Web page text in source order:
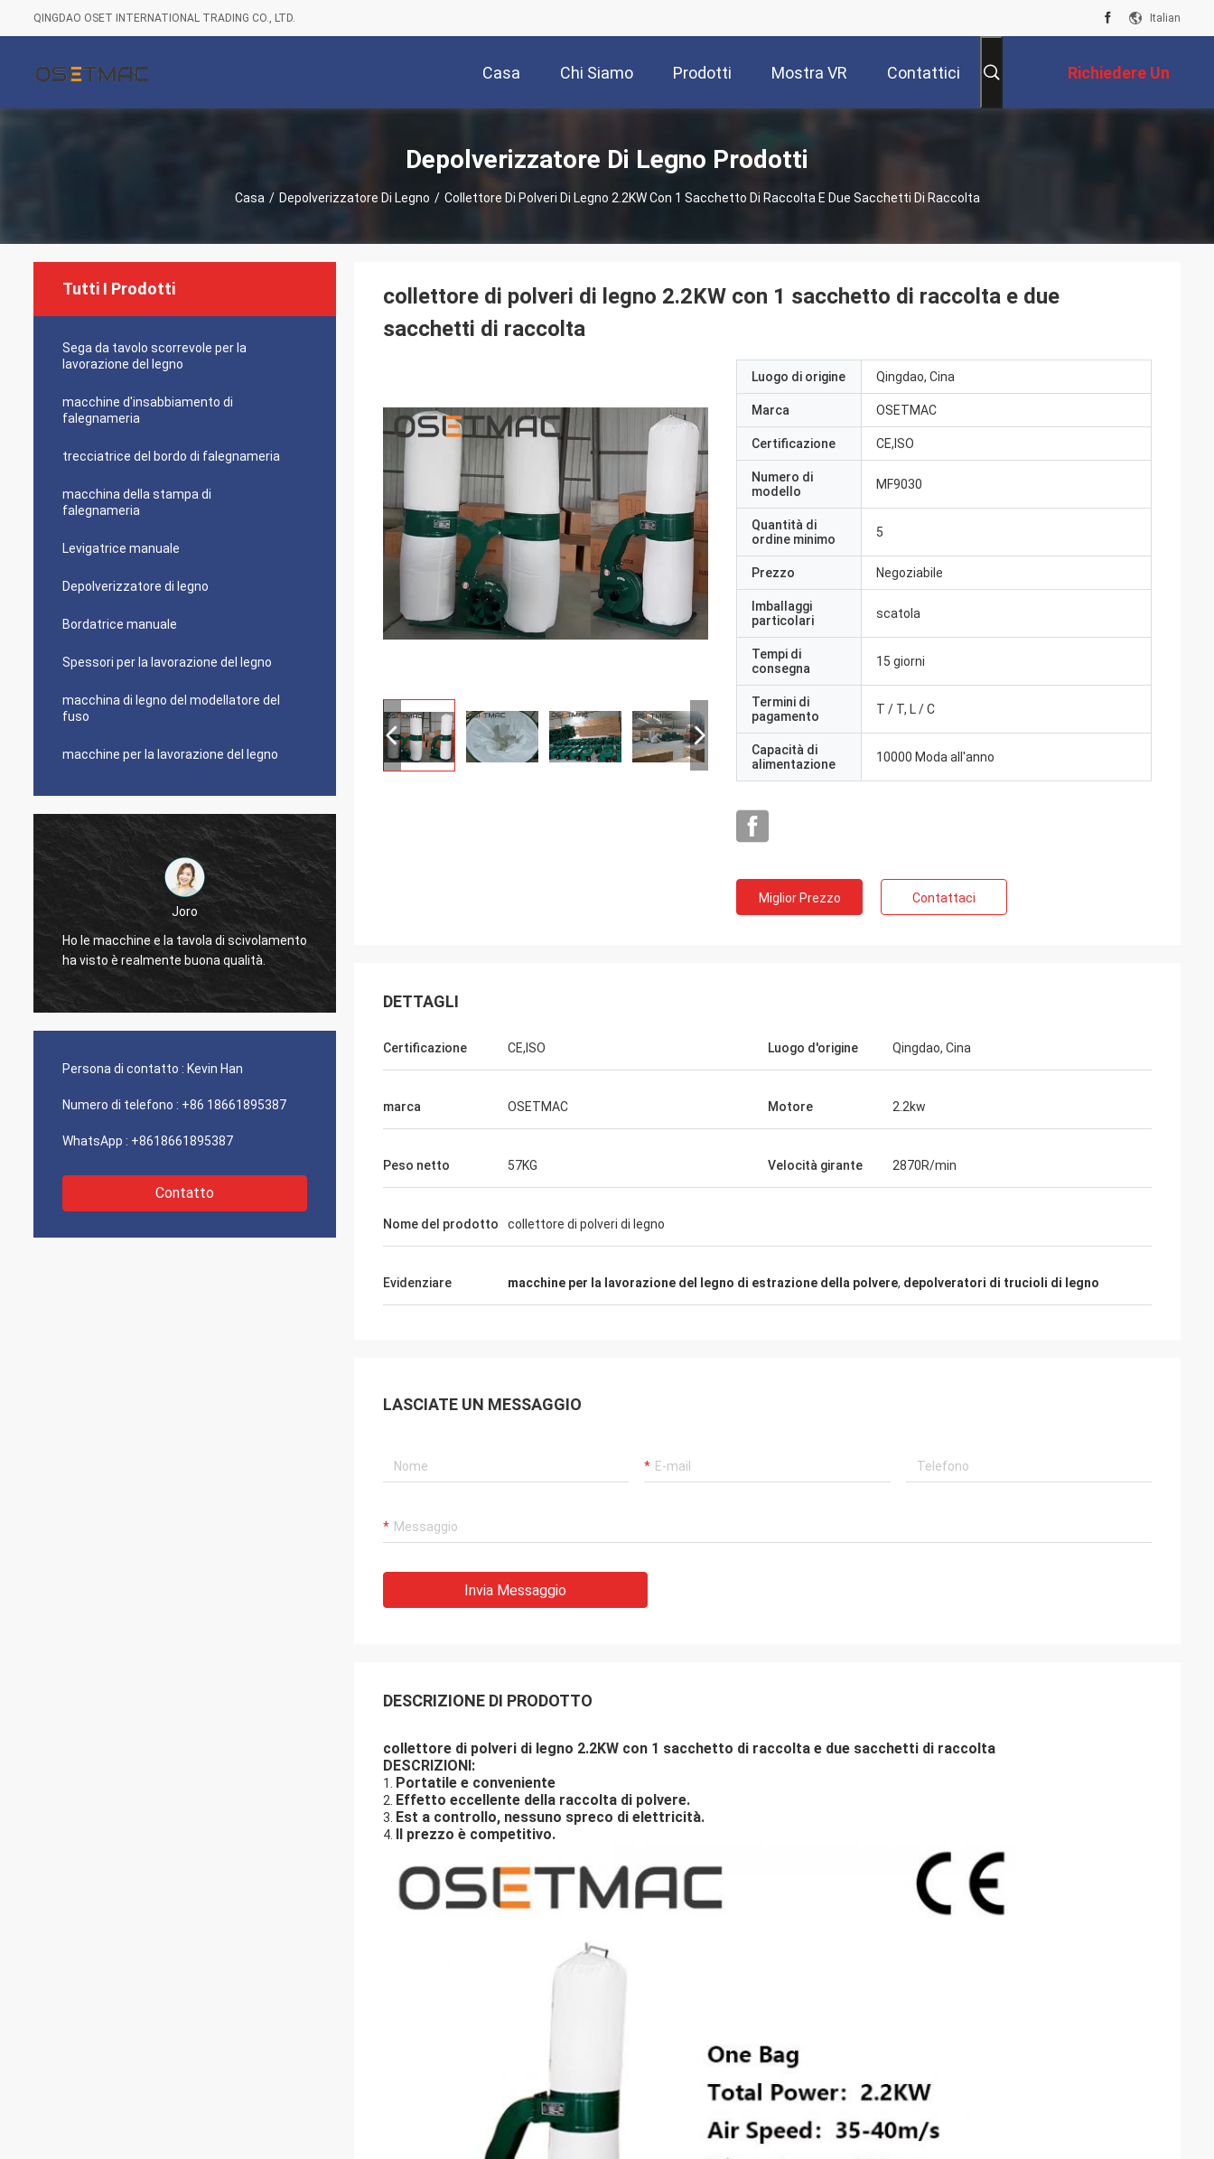
QINGDAO OSET INTERNATIONAL TRADING CO., LTD. Italian
Casa Chi Siamo Prodotti Mostra VR Contattici Richiedere Un
Preventivo
Depolverizzatore Di Legno Prodotti
Casa / Depolverizzatore Di Legno / Collettore Di Polveri Di Legno 2.2KW Con 1 Sacchetto Di Raccolta E Due Sacchetti Di Raccolta
Tutti I Prodotti
Sega da tavolo scorrevole per la
lavorazione del legno
macchine d'insabbiamento di
falegnameria
trecciatrice del bordo di falegnameria
macchina della stampa di
falegnameria
Levigatrice manuale
Depolverizzatore di legno
Bordatrice manuale
Spessori per la lavorazione del legno
macchina di legno del modellatore del
fuso
macchine per la lavorazione del legno
Joro
Ho le macchine e la tavola di scivolamento
ha visto è realmente buona qualità.
Persona di contatto : Kevin Han
Numero di telefono : +86 18661895387
WhatsApp : +8618661895387
Contatto
collettore di polveri di legno 2.2KW con 1 sacchetto di raccolta e due
sacchetti di raccolta
Luogo di origine Qingdao, Cina
Marca OSETMAC
Certificazione CE,ISO
Numero di
modello
MF9030
Quantità di
ordine minimo
5
Prezzo Negoziabile
Imballaggi
particolari
scatola
Tempi di
consegna
15 giorni
Termini di
pagamento
T / T, L / C
Capacità di
alimentazione
10000 Moda all'anno
Miglior Prezzo Contattaci
DETTAGLI
Certificazione CE,ISO Luogo d'origine Qingdao, Cina
marca OSETMAC Motore 2.2kw
Peso netto 57KG Velocità girante 2870R/min
Nome del prodotto collettore di polveri di legno
Evidenziare macchine per la lavorazione del legno di estrazione della polvere, depolveratori di trucioli di legno
LASCIATE UN MESSAGGIO
Invia Messaggio
DESCRIZIONE DI PRODOTTO
collettore di polveri di legno 2.2KW con 1 sacchetto di raccolta e due sacchetti di raccolta
DESCRIZIONI:
1. Portatile e conveniente
2. Effetto eccellente della raccolta di polvere.
3. Est a controllo, nessuno spreco di elettricità.
4. Il prezzo è competitivo.